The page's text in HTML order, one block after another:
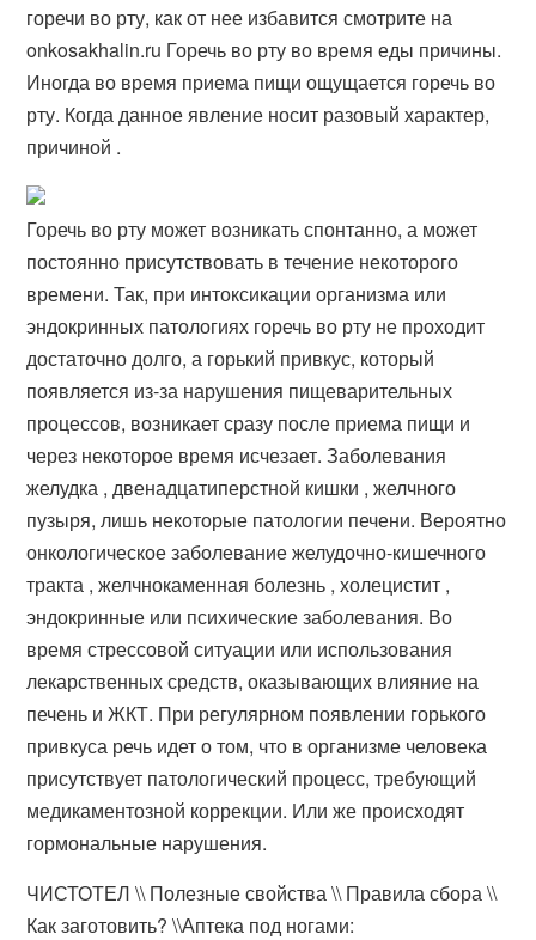
горечи во рту, как от нее избавится смотрите на
onkosakhalin.ru Горечь во рту во время еды причины.
Иногда во время приема пищи ощущается горечь во
рту. Когда данное явление носит разовый характер,
причиной .
Горечь во рту может возникать спонтанно, а может
постоянно присутствовать в течение некоторого
времени. Так, при интоксикации организма или
эндокринных патологиях горечь во рту не проходит
достаточно долго, а горький привкус, который
появляется из-за нарушения пищеварительных
процессов, возникает сразу после приема пищи и
через некоторое время исчезает. Заболевания
желудка , двенадцатиперстной кишки , желчного
пузыря, лишь некоторые патологии печени. Вероятно
онкологическое заболевание желудочно-кишечного
тракта , желчнокаменная болезнь , холецистит ,
эндокринные или психические заболевания. Во
время стрессовой ситуации или использования
лекарственных средств, оказывающих влияние на
печень и ЖКТ. При регулярном появлении горького
привкуса речь идет о том, что в организме человека
присутствует патологический процесс, требующий
медикаментозной коррекции. Или же происходят
гормональные нарушения.
ЧИСТОТЕЛ \\ Полезные свойства \\ Правила сбора \\
Как заготовить? \\Аптека под ногами: